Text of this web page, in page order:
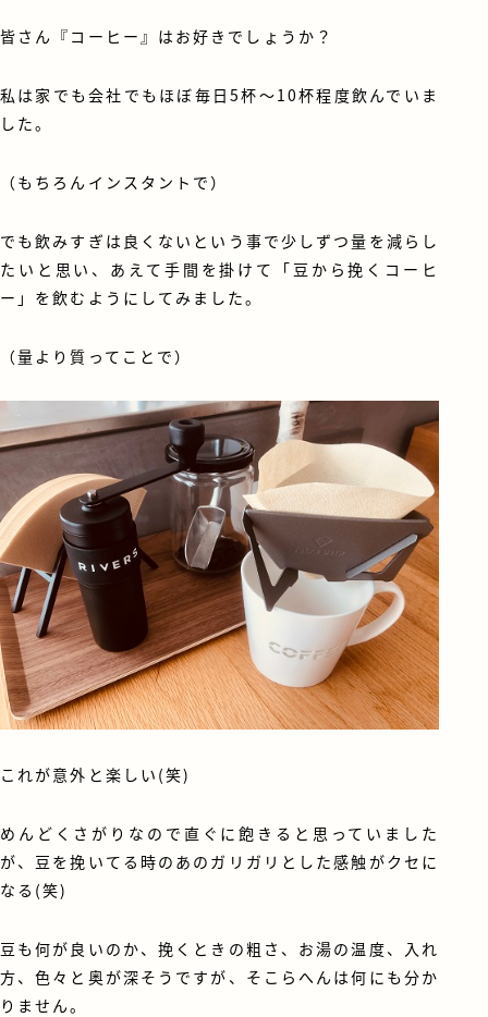
皆さん『コーヒー』はお好きでしょうか？
私は家でも会社でもほぼ毎日5杯～10杯程度飲んでいま
した。
（もちろんインスタントで）
でも飲みすぎは良くないという事で少しずつ量を減らし
たいと思い、あえて手間を掛けて「豆から挽くコーヒ
ー」を飲むようにしてみました。
（量より質ってことで）
これが意外と楽しい(笑)
めんどくさがりなので直ぐに飽きると思っていました
が、豆を挽いてる時のあのガリガリとした感触がクセに
なる(笑)
豆も何が良いのか、挽くときの粗さ、お湯の温度、入れ
方、色々と奥が深そうですが、そこらへんは何にも分か
りません。